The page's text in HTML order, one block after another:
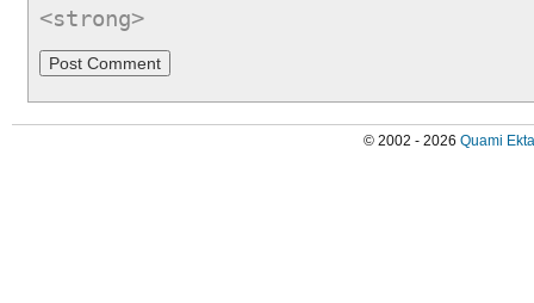
<strong>
© 2002 - 2026 Quami